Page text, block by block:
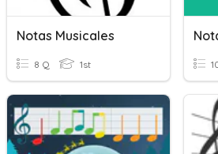
Notas Musicales
8 Q 1st